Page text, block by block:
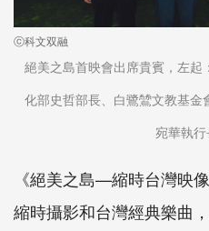
ⓒ科文双融
絕美之島首映會出席貴賓，左
化部史哲部長、白鷺鷥文教基
宛華執
《絕美之島—縮時台灣映
縮時攝影和台灣經典樂曲